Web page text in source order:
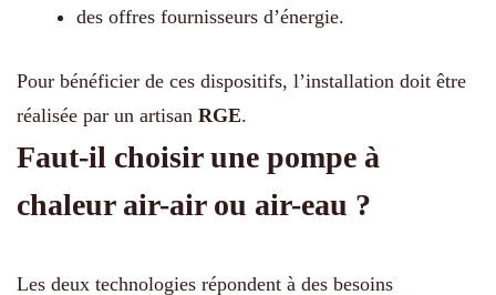
des offres fournisseurs d’énergie.
Pour bénéficier de ces dispositifs, l’installation doit être
réalisée par un artisan RGE.
Faut-il choisir une pompe à
chaleur air-air ou air-eau ?
Les deux technologies répondent à des besoins